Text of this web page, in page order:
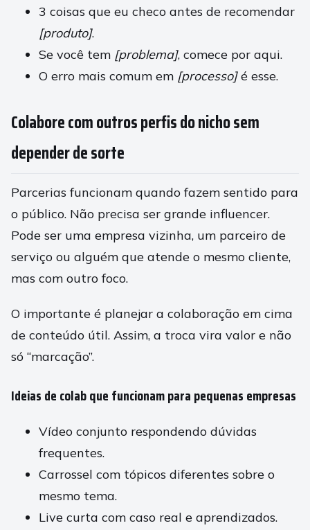
3 coisas que eu checo antes de recomendar
[produto].
Se você tem [problema], comece por aqui.
O erro mais comum em [processo]é esse.
Colabore com outros perfis do nicho sem
depender de sorte
Parcerias funcionam quando fazem sentido para
o público. Não precisa ser grande influencer.
Pode ser uma empresa vizinha, um parceiro de
serviço ou alguém que atende o mesmo cliente,
mas com outro foco.
O importante é planejar a colaboração em cima
de conteúdo útil. Assim, a troca vira valor e não
só “marcação”.
Ideias de colab que funcionam para pequenas empresas
Vídeo conjunto respondendo dúvidas
frequentes.
Carrossel com tópicos diferentes sobre o
mesmo tema.
Live curta com caso real e aprendizados.